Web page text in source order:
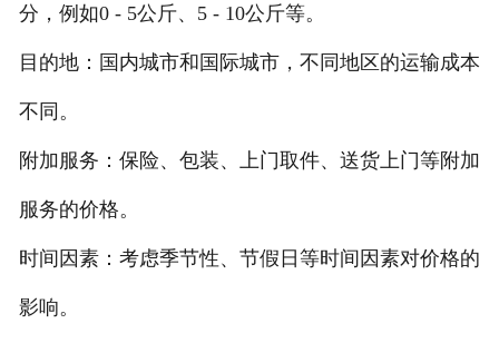
分，例如0 - 5公斤、5 - 10公斤等。
目的地：国内城市和国际城市，不同地区的运输成本
不同。
附加服务：保险、包装、上门取件、送货上门等附加
服务的价格。
时间因素：考虑季节性、节假日等时间因素对价格的
影响。